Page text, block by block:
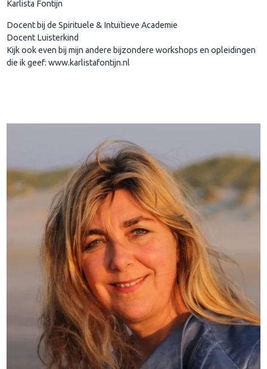
Karlista Fontijn
Docent bij de Spirituele & Intuïtieve Academie
Docent Luisterkind
Kijk ook even bij mijn andere bijzondere workshops en opleidingen
die ik geef: www.karlistafontijn.nl